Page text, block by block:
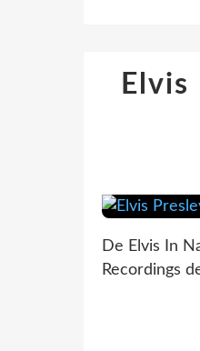
De Elvis In
Recordings